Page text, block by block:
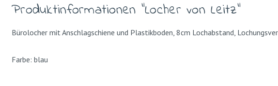
Produktinformationen "Locher von Leitz"
Bürolocher mit Anschlagschiene und Plastikboden, 8cm Lochabstand,
Farbe: blau